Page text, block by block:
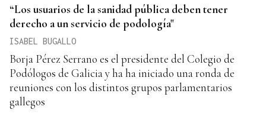
“Los usuarios de la sanidad pública deben tener
derecho a un servicio de podología"
ISABEL BUGALLO
Borja Pérez Serrano es el presidente del Colegio de
Podólogos de Galicia y ha ha iniciado una ronda de
reuniones con los distintos grupos parlamentarios
gallegos